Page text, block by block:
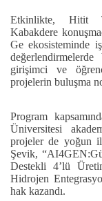
Etkinlikte, Hitit
Kabakdere
Ge ekosisteminde
girişimci ve
projelerin buluşma
Program
Üniversitesi
projeler de yoğun
Şevik,
Destekli 4’lü
Hidrojen
hak kazandı.